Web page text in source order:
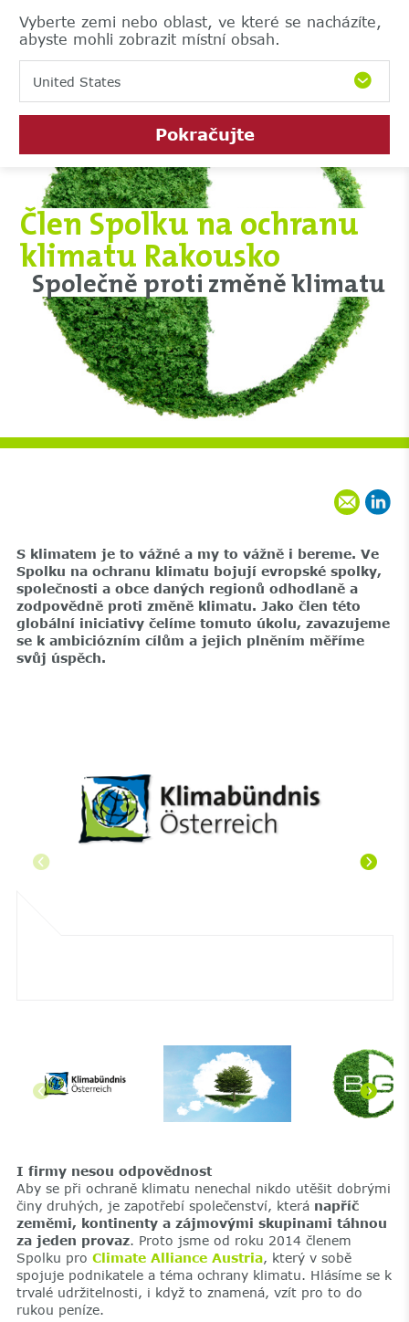
Vyberte zemi nebo oblast, ve které se nacházíte,
abyste mohli zobrazit místní obsah.
United States
Pokračujte
Člen Spolku na ochranu
klimatu Rakousko
Společně proti změně klimatu
S klimatem je to vážné a my to vážně i bereme. Ve
Spolku na ochranu klimatu bojují evropské spolky,
společnosti a obce daných regionů odhodlaně a
zodpovědně proti změně klimatu. Jako člen této
globální iniciativy čelíme tomuto úkolu, zavazujeme
se k ambiciózním cílům a jejich plněním měříme
svůj úspěch.
I firmy nesou odpovědnost
Aby se při ochraně klimatu nenechal nikdo utěšit dobrými
činy druhých, je zapotřebí společenství, která napříč
zeměmi, kontinenty a zájmovými skupinami táhnou
za jeden provaz. Proto jsme od roku 2014 členem
Spolku pro Climate Alliance Austria, který v sobě
spojuje podnikatele a téma ochrany klimatu. Hlásíme se k
trvalé udržitelnosti, i když to znamená, vzít pro to do
rukou peníze.